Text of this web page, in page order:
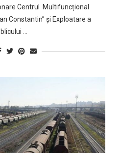
Centrul Multifuncțional
Constantin” și Exploatare a
…